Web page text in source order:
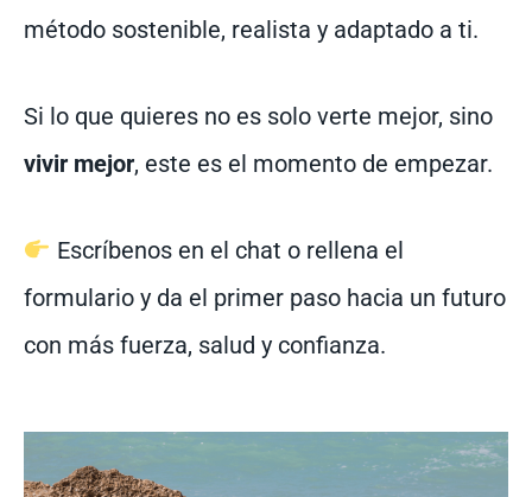
método sostenible, realista y adaptado a ti.
Si lo que quieres no es solo verte mejor, sino
vivir mejor, este es el momento de empezar.
Escríbenos en el chat o rellena el
formulario y da el primer paso hacia un futuro
con más fuerza, salud y confianza.